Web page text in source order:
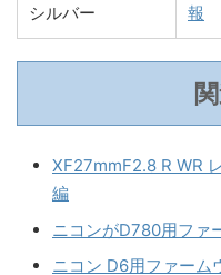
シルバー
報
XF27mmF2.8 R WR
編
ニコンがD780用ファ
ニコン D6用ファーム